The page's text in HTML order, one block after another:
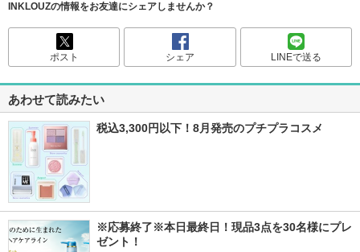
INKLOUZの情報をお友達にシェアしませんか？
ポスト シェア LINEで送る
あわせて読みたい
税込3,300円以下！8月発売のプチプラコスメ
※応募終了※本日最終日！現品3点を30名様にプレ
ゼント！